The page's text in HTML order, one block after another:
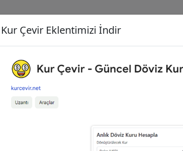
Hesapla
Kur Çevir Eklentimizi İndir